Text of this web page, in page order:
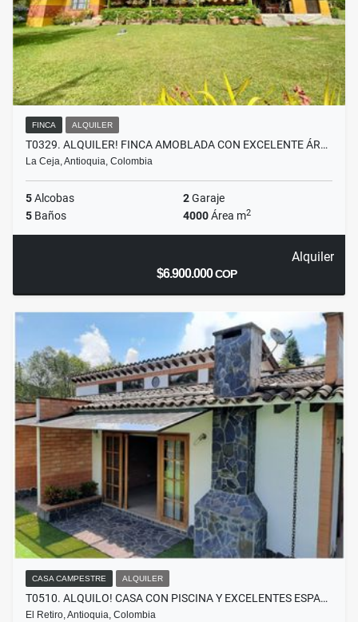
FINCA ALQUILER
T0329. ALQUILER! FINCA AMOBLADA CON EXCELENTE ÁR…
La Ceja, Antioquia, Colombia
5Alcobas 2Garaje
5 Baños 4000Área m2
Alquiler
$6.900.000COP
CASA CAMPESTRE ALQUILER
T0510. ALQUILO! CASA CON PISCINA Y EXCELENTES ESPA…
El Retiro, Antioquia, Colombia